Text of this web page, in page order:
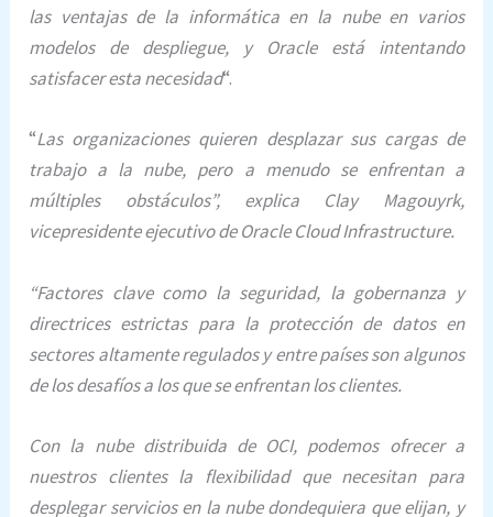
las ventajas de la informática en la nube en varios
modelos de despliegue, y Oracle está intentando
satisfacer esta necesidad“.
“Las organizaciones quieren desplazar sus cargas de
trabajo a la nube, pero a menudo se enfrentan a
múltiples obstáculos”, explica Clay Magouyrk,
vicepresidente ejecutivo de Oracle Cloud Infrastructure.
“Factores clave como la seguridad, la gobernanza y
directrices estrictas para la protección de datos en
sectores altamente regulados y entre países son algunos
de los desafíos a los que se enfrentan los clientes.
Con la nube distribuida de OCI, podemos ofrecer a
nuestros clientes la flexibilidad que necesitan para
desplegar servicios en la nube dondequiera que elijan, y